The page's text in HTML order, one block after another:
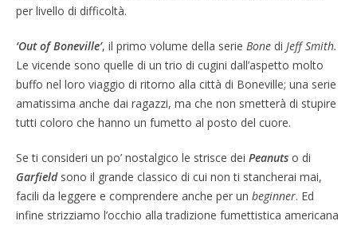
per livello di difficoltà.
‘Out of Boneville’, il primo volume della serie Bone di Jeff Smith.
Le vicende sono quelle di un trio di cugini dall’aspetto molto
buffo nel loro viaggio di ritorno alla città di Boneville; una serie
amatissima anche dai ragazzi, ma che non smetterà di stupire
tutti coloro che hanno un fumetto al posto del cuore.
Se ti consideri un po’ nostalgico le strisce dei Peanuts o di
Garfieldsono il grande classico di cui non ti stancherai mai,
facili da leggere e comprendere anche per un beginner. Ed
infine strizziamo l’occhio alla tradizione fumettistica americana